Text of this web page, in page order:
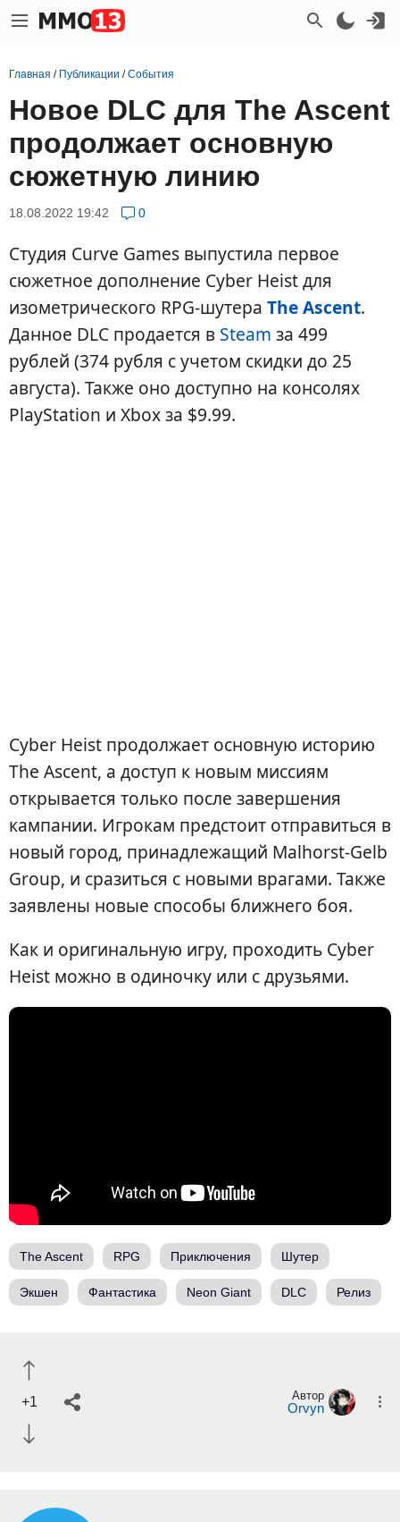
Главная / Публикации /События
Новое DLC для The Ascent
продолжает основную
сюжетную линию
18.08.2022 19:42 0
Студия Curve Games выпустила первое
сюжетное дополнение Cyber Heist для
изометрического RPG-шутера The Ascent.
Данное DLC продается в Steam за 499
рублей (374 pубля с учетом скидки до 25
августа). Также оно доступно на консолях
PlayStation и Xbox за $9.99.
Cyber Heist продолжает основную историю
The Ascent, а доступ к новым миссиям
открывается только после завершения
кампании. Игрокам предстоит отправиться в
новый город, принадлежащий Malhorst-Gelb
Group, и сразиться с новыми врагами. Также
заявлены новые способы ближнего боя.
Как и оригинальную игру, проходить Cyber
Heist можно в одиночку или с друзьями.
The Ascent RPG Приключения Шутер
Экшен Фантастика Neon Giant DLC Релиз
+1 Автор
Orvyn